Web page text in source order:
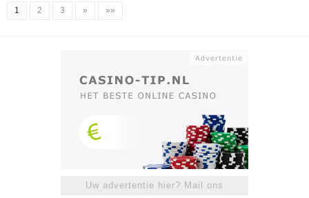
1 2 3 » »»
Uw advertentie hier? Mail ons